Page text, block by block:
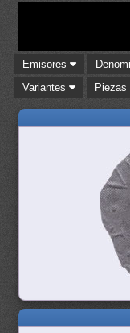
Emisores
Variantes
Piezas